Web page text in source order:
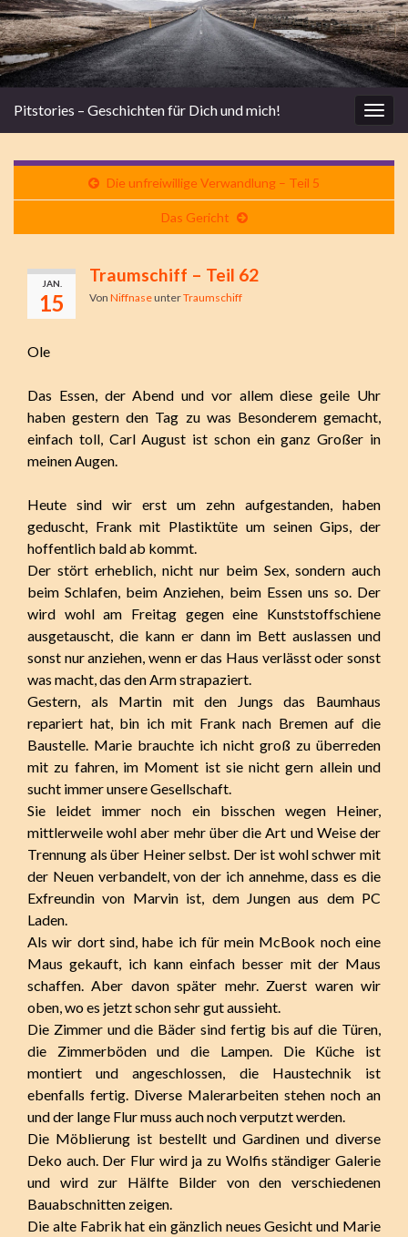
Pitstories – Geschichten für Dich und mich!
Die unfreiwillige Verwandlung – Teil 5
Das Gericht
JAN.
15
Traumschiff – Teil 62
Von NiffnaseunterTraumschiff
Ole
Das Essen, der Abend und vor allem diese geile Uhr
haben gestern den Tag zu was Besonderem gemacht,
einfach toll, Carl August ist schon ein ganz Großer in
meinen Augen.
Heute sind wir erst um zehn aufgestanden, haben
geduscht, Frank mit Plastiktüte um seinen Gips, der
hoffentlich bald ab kommt.
Der stört erheblich, nicht nur beim Sex, sondern auch
beim Schlafen, beim Anziehen, beim Essen uns so. Der
wird wohl am Freitag gegen eine Kunststoffschiene
ausgetauscht, die kann er dann im Bett auslassen und
sonst nur anziehen, wenn er das Haus verlässt oder sonst
was macht, das den Arm strapaziert.
Gestern, als Martin mit den Jungs das Baumhaus
repariert hat, bin ich mit Frank nach Bremen auf die
Baustelle. Marie brauchte ich nicht groß zu überreden
mit zu fahren, im Moment ist sie nicht gern allein und
sucht immer unsere Gesellschaft.
Sie leidet immer noch ein bisschen wegen Heiner,
mittlerweile wohl aber mehr über die Art und Weise der
Trennung als über Heiner selbst. Der ist wohl schwer mit
der Neuen verbandelt, von der ich annehme, dass es die
Exfreundin von Marvin ist, dem Jungen aus dem PC
Laden.
Als wir dort sind, habe ich für mein McBook noch eine
Maus gekauft, ich kann einfach besser mit der Maus
schaffen. Aber davon später mehr. Zuerst waren wir
oben, wo es jetzt schon sehr gut aussieht.
Die Zimmer und die Bäder sind fertig bis auf die Türen,
die Zimmerböden und die Lampen. Die Küche ist
montiert und angeschlossen, die Haustechnik ist
ebenfalls fertig. Diverse Malerarbeiten stehen noch an
und der lange Flur muss auch noch verputzt werden.
Die Möblierung ist bestellt und Gardinen und diverse
Deko auch. Der Flur wird ja zu Wolfis ständiger Galerie
und wird zur Hälfte Bilder von den verschiedenen
Bauabschnitten zeigen.
Die alte Fabrik hat ein gänzlich neues Gesicht und Marie